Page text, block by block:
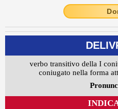
verbo transitivo della I
coniugato nella forma